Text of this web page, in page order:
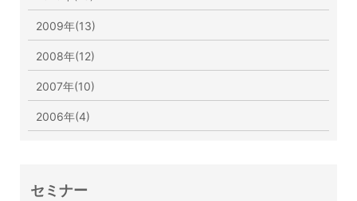
2009年(13)
2008年(12)
2007年(10)
2006年(4)
セミナー